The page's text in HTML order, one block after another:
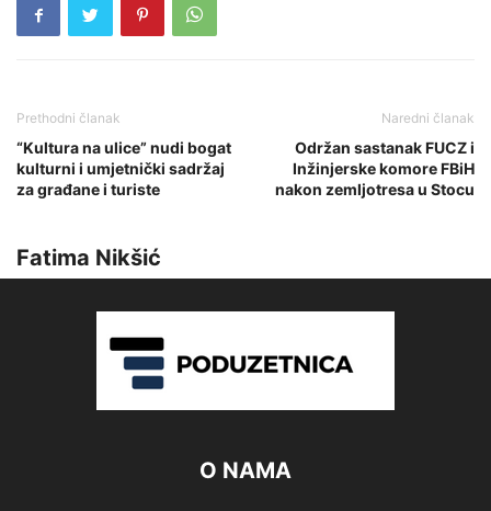
Prethodni članak
“Kultura na ulice” nudi bogat
kulturni i umjetnički sadržaj
za građane i turiste
Naredni članak
Održan sastanak FUCZ i
Inžinjerske komore FBiH
nakon zemljotresa u Stocu
Fatima Nikšić
O NAMA